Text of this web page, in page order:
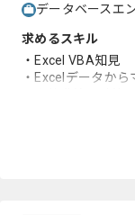
データベースエ
求めるスキル
・Excel VBA知見
・Excelデータか